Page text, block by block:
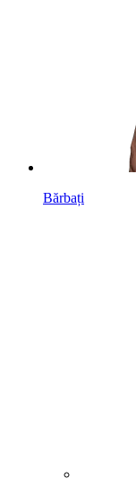
Bărbați